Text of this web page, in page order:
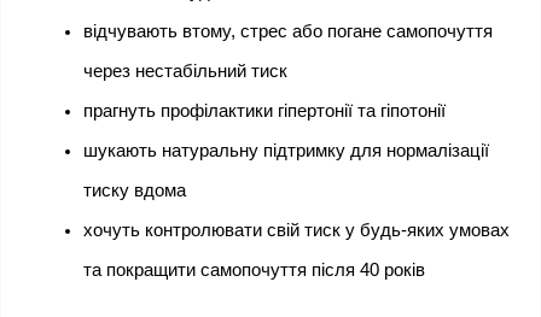
відчувають втому, стрес або погане самопочуття
через нестабільний тиск
прагнуть профілактики гіпертонії та гіпотонії
шукають натуральну підтримку для нормалізації
тиску вдома
хочуть контролювати свій тиск у будь-яких умовах
та покращити самопочуття після 40 років